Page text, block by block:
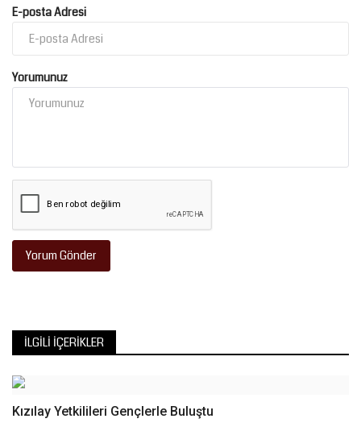
E-posta Adresi
Yorumunuz
Yorum Gönder
İLGILI İÇERIKLER
Kızılay Yetkilileri Gençlerle Buluştu